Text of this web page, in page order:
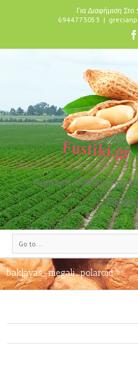
Για Διαφήμιση
6944773053 |
Αράπικα Φιστίκια
Go to...
baklavas-megali_polaroid